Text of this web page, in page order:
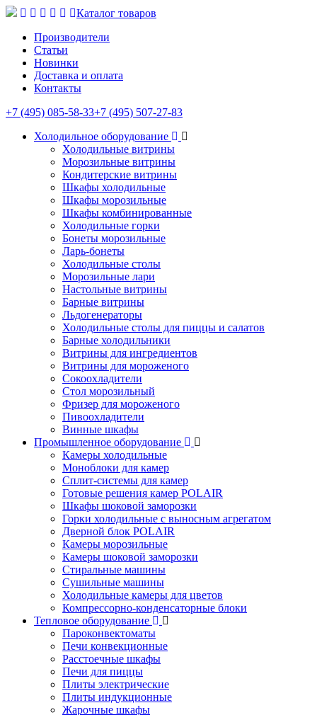
Каталог товаров
Производители
Статьи
Новинки
Доставка и оплата
Контакты
+7 (495) 085-58-33+7 (495) 507-27-83
Холодильное оборудование
Холодильные витрины
Морозильные витрины
Кондитерские витрины
Шкафы холодильные
Шкафы морозильные
Шкафы комбинированные
Холодильные горки
Бонеты морозильные
Ларь-бонеты
Холодильные столы
Морозильные лари
Настольные витрины
Барные витрины
Льдогенераторы
Холодильные столы для пиццы и салатов
Барные холодильники
Витрины для ингредиентов
Витрины для мороженого
Сокоохладители
Стол морозильный
Фризер для мороженого
Пивоохладители
Винные шкафы
Промышленное оборудование
Камеры холодильные
Моноблоки для камер
Сплит-системы для камер
Готовые решения камер POLAIR
Шкафы шоковой заморозки
Горки холодильные с выносным агрегатом
Дверной блок POLAIR
Камеры морозильные
Камеры шоковой заморозки
Стиральные машины
Сушильные машины
Холодильные камеры для цветов
Компрессорно-конденсаторные блоки
Тепловое оборудование
Пароконвектоматы
Печи конвекционные
Расстоечные шкафы
Печи для пиццы
Плиты электрические
Плиты индукционные
Жарочные шкафы